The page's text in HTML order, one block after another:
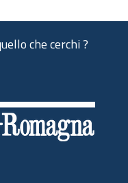
che cerchi ?